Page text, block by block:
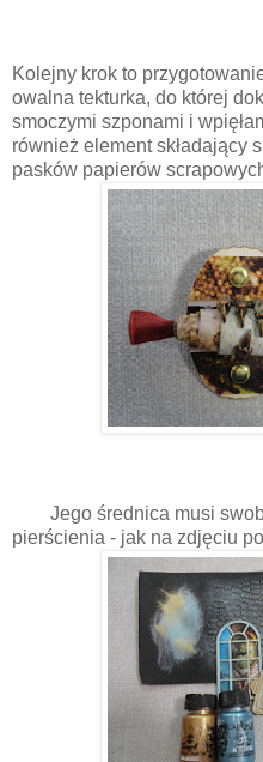
Kolejny krok to
owalna tekturka, do której
smoczymi szponami i
również element składający
pasków papierów
Jego średnica musi
pierścienia - jak na zdjęciu